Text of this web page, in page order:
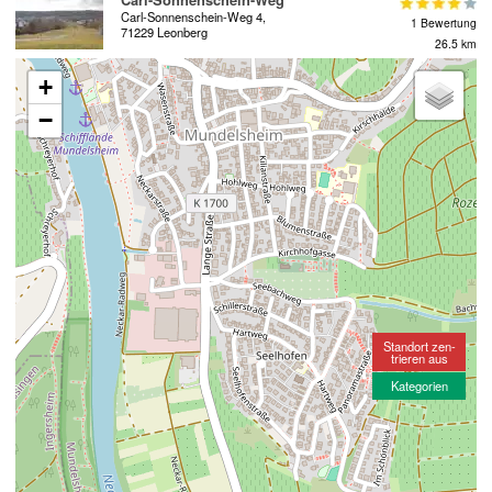
Carl-Sonnenschein-Weg 4,
71229 Leonberg
1 Bewertung
26.5 km
+
−
Standort zen-
trieren aus
Kategorien